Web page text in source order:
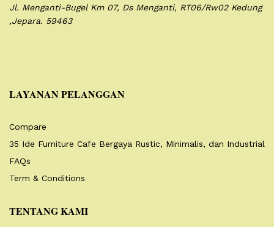
Jl. Menganti-Bugel Km 07, Ds Menganti, RT06/Rw02 Kedung
,Jepara. 59463
LAYANAN PELANGGAN
Compare
35 Ide Furniture Cafe Bergaya Rustic, Minimalis, dan Industrial
FAQs
Term & Conditions
TENTANG KAMI